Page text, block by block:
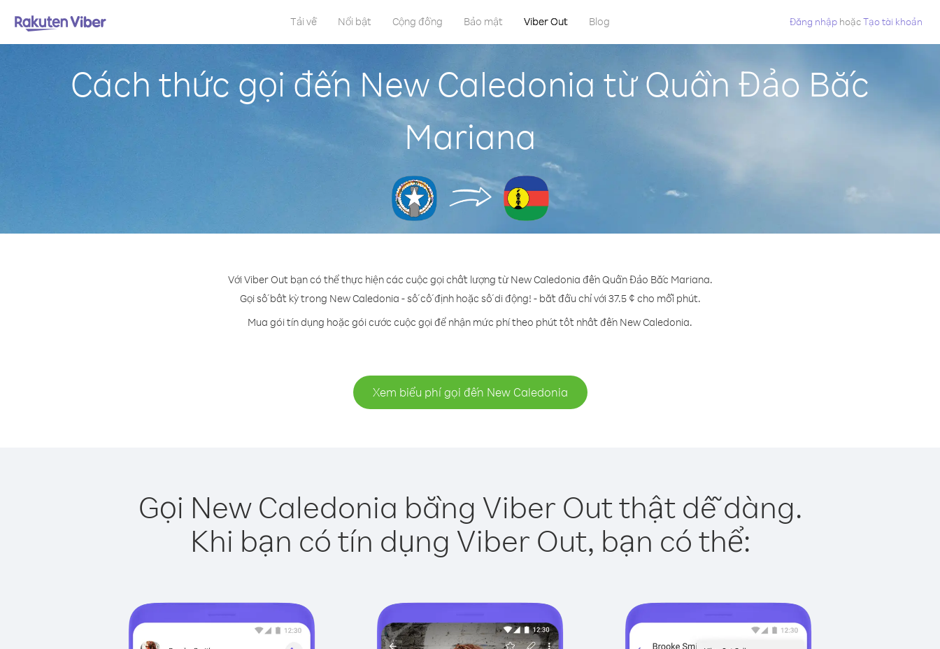
Tải về Nổi bật Cộng đồng Bảo mật Viber Out Blog Đăng nhập hoặcTạo tài khoản
Cách thức gọi đến New Caledonia từ Quần Đảo Bắc
Mariana
Với Viber Out bạn có thể thực hiện các cuộc gọi chất lượng từ New Caledonia đến Quần Đảo Bắc Mariana.
Gọi số bất kỳ trong New Caledonia - số cố định hoặc số di động! - bắt đầu chỉ với 37.5 ¢ cho mỗi phút.
Mua gói tín dụng hoặc gói cước cuộc gọi để nhận mức phí theo phút tốt nhất đến New Caledonia.
Xem biểu phí gọi đến New Caledonia
Gọi New Caledonia bằng Viber Out thật dễ dàng.
Khi bạn có tín dụng Viber Out, bạn có thể: